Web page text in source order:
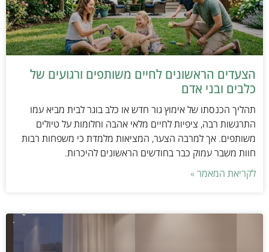
הצעדים הראשונים לחיים משותפים ורגועים של
כלבים ובני אדם
תהליך הכנסתו של אימוץ גור חדש או כלב בוגר לבית מביא עמו
התרגשות רבה, ציפיות לחיים מלאי אהבה וחלומות על טיולים
משותפים. אך למרבה הצער, המציאות מלמדת כי משפחות רבות
חוות משבר עמוק כבר בחודשים הראשונים להיכרות.
לקריאת המאמר »